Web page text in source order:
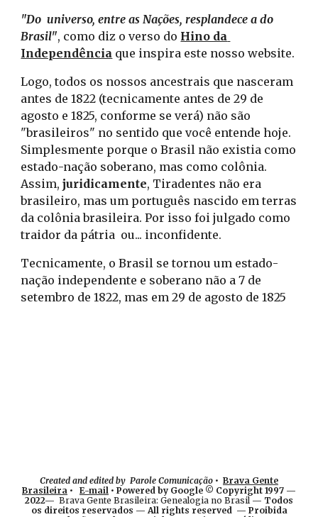
"Do  universo, entre as Nações, resplandece a do
Brasil", como diz o verso do Hino da
Independência que inspira este nosso website.
Logo, todos os nossos ancestrais que nasceram
antes de 1822 (tecnicamente antes de 29 de
agosto e 1825, conforme se verá) não são
"brasileiros" no sentido que você entende hoje.
Simplesmente porque o Brasil não existia como
estado-nação soberano, mas como colônia.
Assim, juridicamente, Tiradentes não era
brasileiro, mas um português nascido em terras
da colônia brasileira. Por isso foi julgado como
traidor da pátria  ou... inconfidente.
Tecnicamente, o Brasil se tornou um estado-
nação independente e soberano não a 7 de
setembro de 1822, mas em 29 de agosto de 1825
Created and edited by Parole Comunicação • Brava Gente
Brasileira • E-mail • Powered by Google © Copyright 1997 —
2022— Brava Gente Brasileira: Genealogia no Brasil — Todos
os direitos reservados — All rights reserved — Proibida